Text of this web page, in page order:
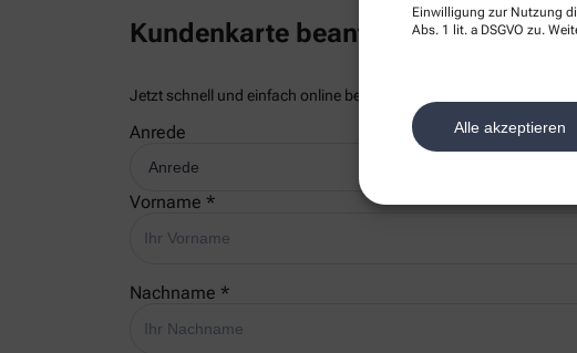
Einwilligung zur Nutzung
Abs. 1 lit. a DSGVO zu.
Alle akzeptieren
Kundenkarte beantragen
Jetzt schnell und einfach online beantragen und beim nächsten
Anrede
Vorname *
Nachname *